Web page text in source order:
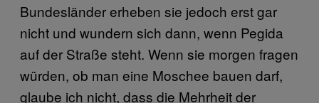
Bundesländer erheben sie jedoch erst gar
nicht und wundern sich dann, wenn Pegida
auf der Straße steht. Wenn sie morgen fragen
würden, ob man eine Moschee bauen darf,
glaube ich nicht, dass die Mehrheit der